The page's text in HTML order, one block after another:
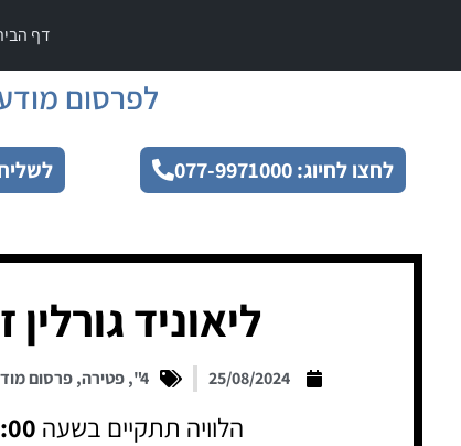
דף
לפרסום
לחצו לחיוג: 077-9971000
ליאוניד גורלין
25/08/2024
4"
,פטירה,פרסום
הלוויה תתקיים בשעה